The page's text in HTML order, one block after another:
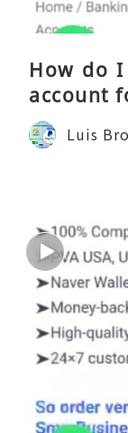
How do
account
Luis